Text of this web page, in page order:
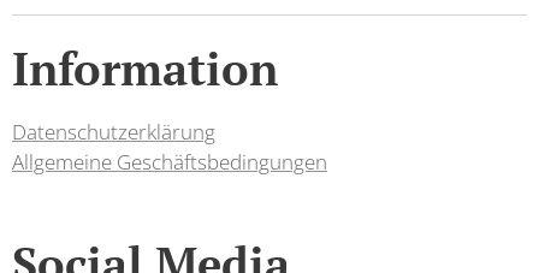
Information
Datenschutzerklärung
Allgemeine Geschäftsbedingungen